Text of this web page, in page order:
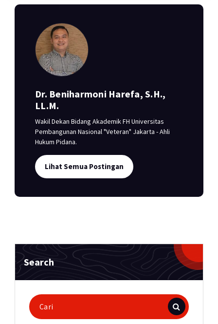
Dr. Beniharmoni Harefa, S.H.,
LL.M.
Wakil Dekan Bidang Akademik FH Universitas
Pembangunan Nasional "Veteran" Jakarta - Ahli
Hukum Pidana.
Lihat Semua Postingan
Search
Pencarian
untuk: